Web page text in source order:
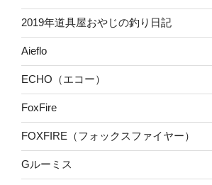
2019年道具屋おやじの釣り日記
Aieflo
ECHO（エコー）
FoxFire
FOXFIRE（フォックスファイヤー）
Gルーミス